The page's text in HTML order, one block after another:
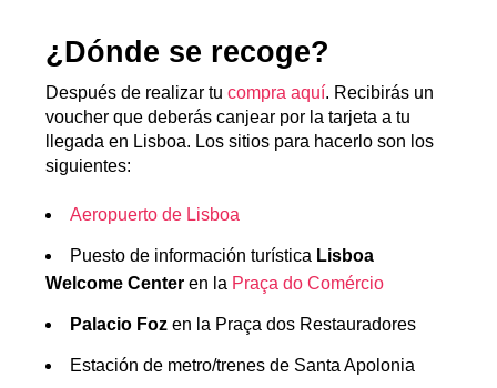
¿Dónde se recoge?
Después de realizar tucompra aquí. Recibirás un
voucher que deberás canjear por la tarjeta a tu
llegada en Lisboa. Los sitios para hacerlo son los
siguientes:
Aeropuerto de Lisboa
Puesto de información turística Lisboa
Welcome Center en la Praça do Comércio
Palacio Foz en la Praça dos Restauradores
Estación de metro/trenes de Santa Apolonia